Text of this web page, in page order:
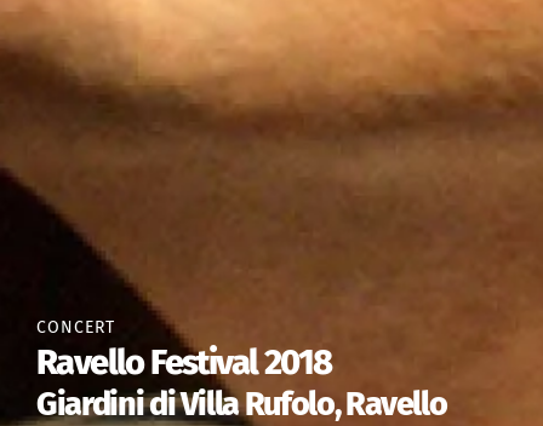
CONCERT
Ravello Festival 2018
Giardini di Villa Rufolo, Ravello